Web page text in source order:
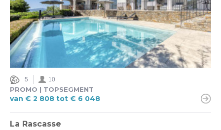
5 10
PROMO | TOPSEGMENT
van € 2 808 tot € 6 048
La Rascasse